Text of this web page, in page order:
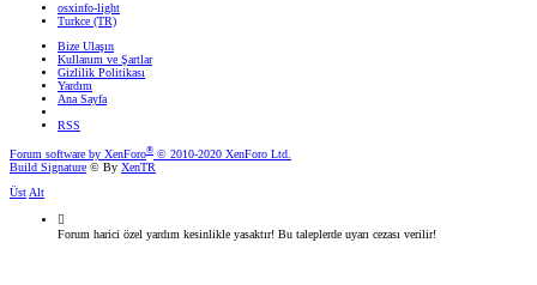
osxinfo-light
Turkce (TR)
Bize Ulaşın
Kullanım ve Şartlar
Gizlilik Politikası
Yardım
Ana Sayfa
RSS
Forum software by XenForo® © 2010-2020 XenForo Ltd.
Build Signature © By XenTR
Üst Alt
Forum harici özel yardım kesinlikle yasaktır! Bu taleplerde uyarı cezası verilir!